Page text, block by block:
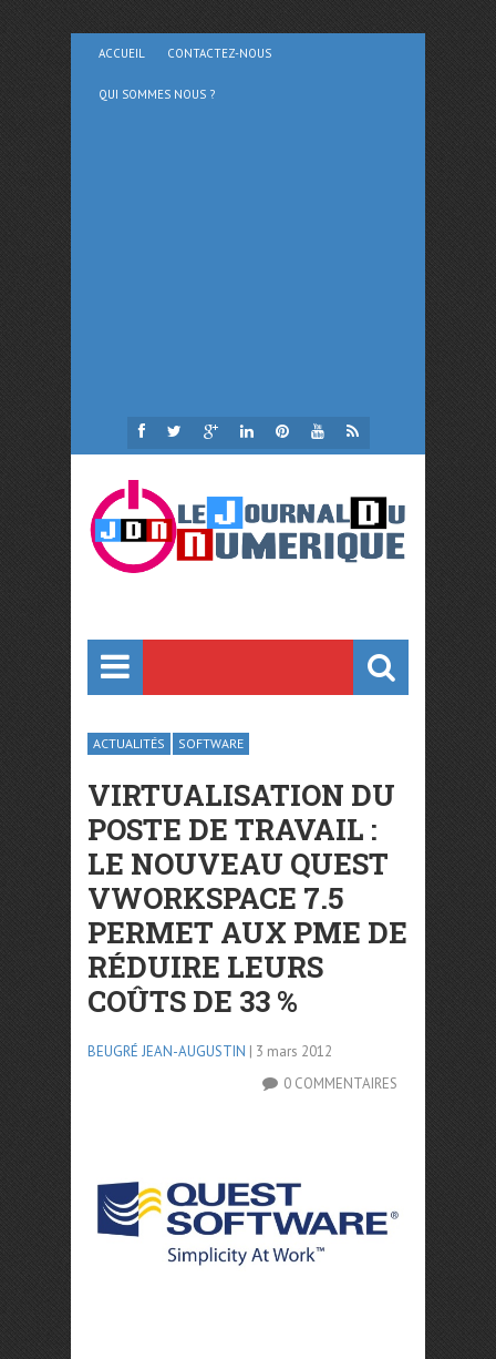
ACCUEIL CONTACTEZ-NOUS
QUI SOMMES NOUS ?
ACTUALITÉS SOFTWARE
VIRTUALISATION DU
POSTE DE TRAVAIL :
LE NOUVEAU QUEST
VWORKSPACE 7.5
PERMET AUX PME DE
RÉDUIRE LEURS
COÛTS DE 33 %
BEUGRÉ JEAN-AUGUSTIN | 3 mars 2012
0 COMMENTAIRES